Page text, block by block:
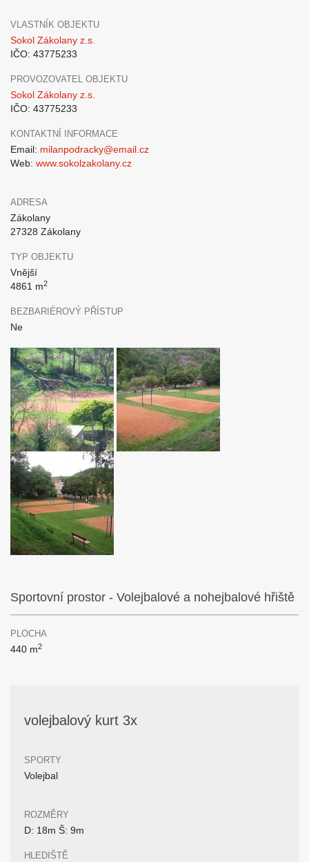
VLASTNÍK OBJEKTU
Sokol Zákolany z.s.
IČO: 43775233
PROVOZOVATEL OBJEKTU
Sokol Zákolany z.s.
IČO: 43775233
KONTAKTNÍ INFORMACE
Email: milanpodracky@email.cz
Web: www.sokolzakolany.cz
ADRESA
Zákolany
27328 Zákolany
TYP OBJEKTU
Vnější
4861 m2
BEZBARIÉROVÝ PŘÍSTUP
Ne
Sportovní prostor - Volejbalové a nohejbalové hřiště
PLOCHA
440 m2
volejbalový kurt 3x
SPORTY
Volejbal
ROZMĚRY
D: 18m Š: 9m
HLEDIŠTĚ